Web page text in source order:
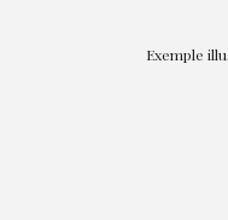
Exemple